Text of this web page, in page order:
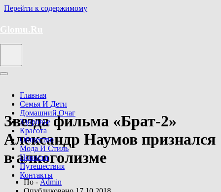
Перейти к содержимому
Glomu.Ru
Главная
Семья И Дети
Домашний Очаг
Здоровье
Красота
Общество
Мода И Стиль
Новости
Путешествия
Контакты
Звезда фильма «Брат-2»
Александр Наумов признался
в алкоголизме
По - Admin